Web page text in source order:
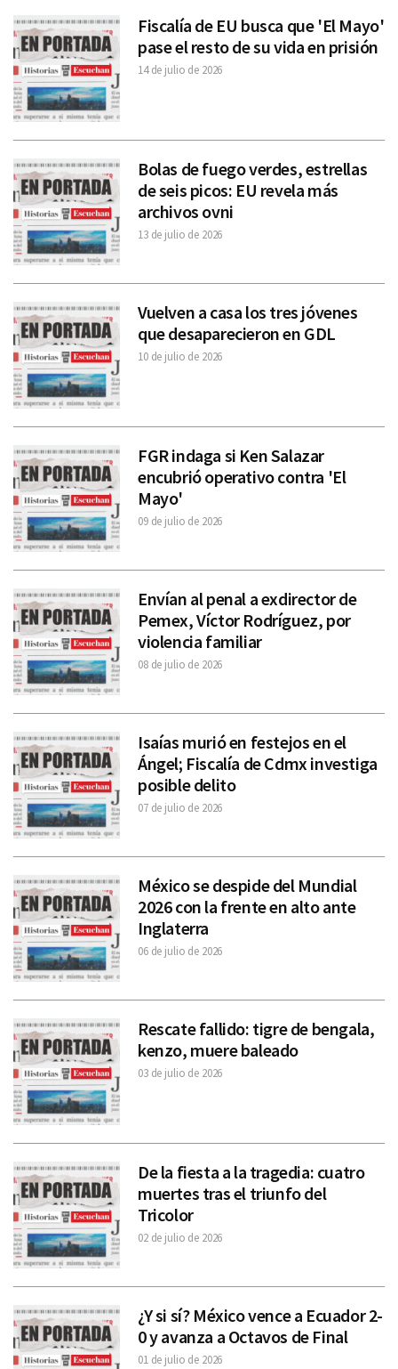
Fiscalía de EU busca que 'El Mayo'
pase el resto de su vida en prisión
14 de julio de 2026
Bolas de fuego verdes, estrellas
de seis picos: EU revela más
archivos ovni
13 de julio de 2026
Vuelven a casa los tres jóvenes
que desaparecieron en GDL
10 de julio de 2026
FGR indaga si Ken Salazar
encubrió operativo contra 'El
Mayo'
09 de julio de 2026
Envían al penal a exdirector de
Pemex, Víctor Rodríguez, por
violencia familiar
08 de julio de 2026
Isaías murió en festejos en el
Ángel; Fiscalía de Cdmx investiga
posible delito
07 de julio de 2026
México se despide del Mundial
2026 con la frente en alto ante
Inglaterra
06 de julio de 2026
Rescate fallido: tigre de bengala,
kenzo, muere baleado
03 de julio de 2026
De la fiesta a la tragedia: cuatro
muertes tras el triunfo del
Tricolor
02 de julio de 2026
¿Y si sí? México vence a Ecuador 2-
0 y avanza a Octavos de Final
01 de julio de 2026